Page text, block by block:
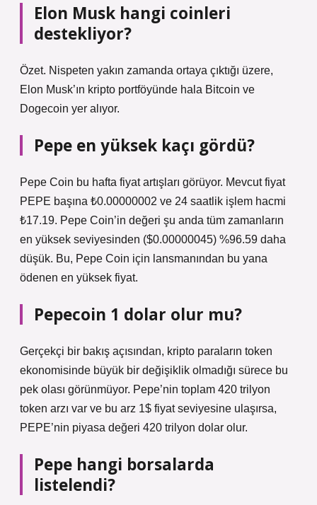
Elon Musk hangi coinleri
destekliyor?
Özet. Nispeten yakın zamanda ortaya çıktığı üzere,
Elon Musk’ın kripto portföyünde hala Bitcoin ve
Dogecoin yer alıyor.
Pepe en yüksek kaçı gördü?
Pepe Coin bu hafta fiyat artışları görüyor. Mevcut fiyat
PEPE başına ₺0.00000002 ve 24 saatlik işlem hacmi
₺17.19. Pepe Coin’in değeri şu anda tüm zamanların
en yüksek seviyesinden ($0.00000045) %96.59 daha
düşük. Bu, Pepe Coin için lansmanından bu yana
ödenen en yüksek fiyat.
Pepecoin 1 dolar olur mu?
Gerçekçi bir bakış açısından, kripto paraların token
ekonomisinde büyük bir değişiklik olmadığı sürece bu
pek olası görünmüyor. Pepe’nin toplam 420 trilyon
token arzı var ve bu arz 1$ fiyat seviyesine ulaşırsa,
PEPE’nin piyasa değeri 420 trilyon dolar olur.
Pepe hangi borsalarda
listelendi?